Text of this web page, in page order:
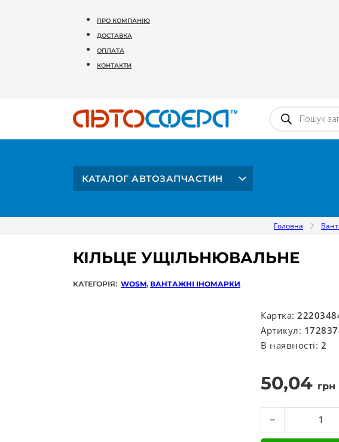
ПРО КОМПАНІЮ
ДОСТАВКА
ОПЛАТА
КОНТАКТИ
Products search
КАТАЛОГ АВТОЗАПЧАСТИН
Головна
КІЛЬЦЕ УЩІЛЬНЮВАЛЬНЕ
КАТЕГОРІЯ: WOSM, ВАНТАЖНІ ІНОМАРКИ
Картка:
Артикул:
В наявності: 2
50,04 грн
Кільце